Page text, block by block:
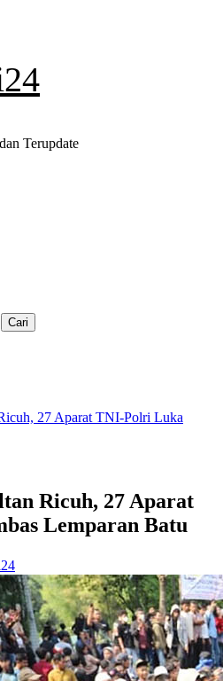
Terupdate
27 Aparat TNI-Polri Luka
Ricuh, 27 Aparat
Lemparan Batu